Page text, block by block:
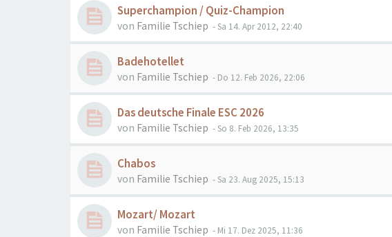
Superchampion / Quiz-Champion
von Familie Tschiep - Sa 14. Apr 2012, 22:40
Badehotellet
von Familie Tschiep - Do 12. Feb 2026, 22:06
Das deutsche Finale ESC 2026
von Familie Tschiep - So 8. Feb 2026, 13:35
Chabos
von Familie Tschiep - Sa 23. Aug 2025, 15:13
Mozart/ Mozart
von Familie Tschiep - Mi 17. Dez 2025, 11:36